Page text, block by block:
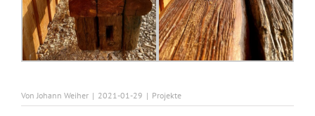
Von Johann Weiher | 2021-01-29 | Projekte